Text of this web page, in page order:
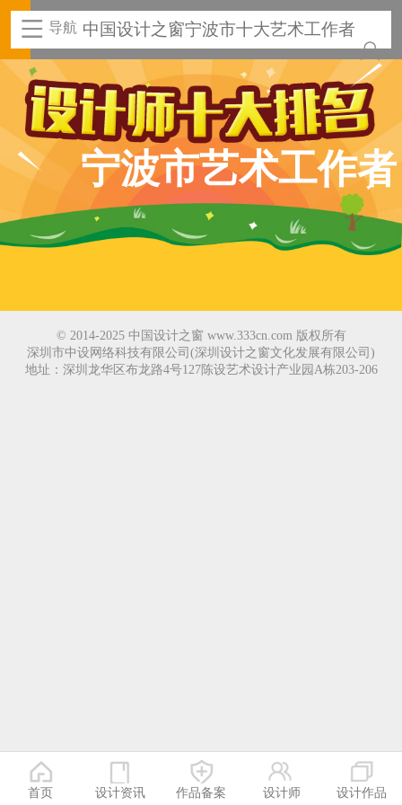
导航 中国设计之窗宁波市十大艺术工作者
宁波市艺术工作者
© 2014-2025 中国设计之窗 www.333cn.com 版权所有
深圳市中设网络科技有限公司(深圳设计之窗文化发展有限公司)
地址：深圳龙华区布龙路4号127陈设艺术设计产业园A栋203-206
首页 设计资讯 作品备案 设计师 设计作品